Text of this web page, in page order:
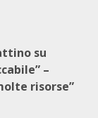
su
–
risorse”